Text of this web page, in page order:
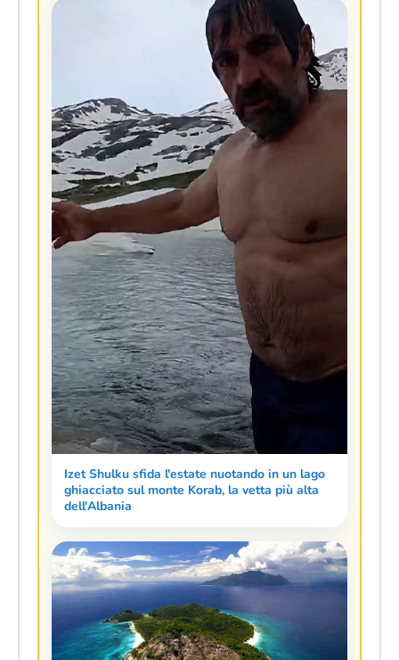
Izet Shulku sfida l'estate nuotando in un lago
ghiacciato sul monte Korab, la vetta più alta
dell'Albania